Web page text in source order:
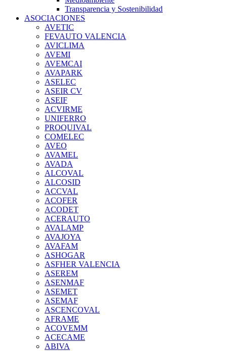
Transparencia y Sostenibilidad
ASOCIACIONES
AVETIC
FEVAUTO VALENCIA
AVICLIMA
AVEMI
AVEMCAI
AVAPARK
ASELEC
ASEIR CV
ASEIF
ACVIRME
UNIFERRO
PROQUIVAL
COMELEC
AVEO
AVAMEL
AVADA
ALCOVAL
ALCOSID
ACCVAL
ACOFER
ACODET
ACERAUTO
AVALAMP
AVAJOYA
AVAFAM
ASHOGAR
ASFHER VALENCIA
ASEREM
ASENMAF
ASEMET
ASEMAF
ASCENCOVAL
AFRAME
ACOVEMM
ACECAME
ABIVA